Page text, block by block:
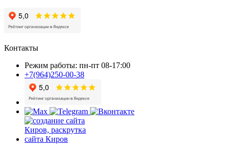
Контакты
Режим работы: пн-пт 08-17:00
+7(964)250-00-38